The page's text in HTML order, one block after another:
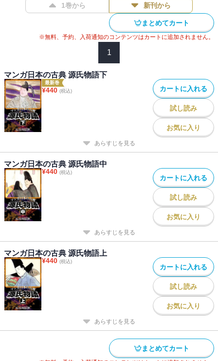
1巻から 新刊から
まとめてカート
※無料、予約、入荷通知のコンテンツはカートに追加されません。
1
マンガ日本の古典 源氏物語下
最新巻
¥440 (税込) カートに入れる
試し読み
お気に入り
あらすじを見る
マンガ日本の古典 源氏物語中
¥440 (税込)
カートに入れる
試し読み
お気に入り
あらすじを見る
マンガ日本の古典 源氏物語上
¥440 (税込)
カートに入れる
試し読み
お気に入り
あらすじを見る
まとめてカート